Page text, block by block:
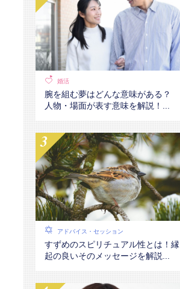
婚活
腕を組む夢はどんな意味がある？
人物・場面が表す意味を解説！...
アドバイス・セッション
すずめのスピリチュアル性とは！縁
起の良いそのメッセージを解説...